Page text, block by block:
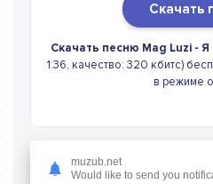
Скачать
Скачать песню Mag Luzi - Я
1:36, качество: 320 кбитс)
в режиме
muzub.net
Would like to send you